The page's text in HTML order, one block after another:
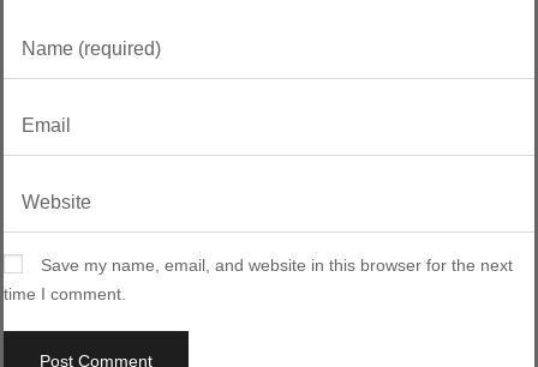
Save my name, email, and website in this browser for the next
time I comment.